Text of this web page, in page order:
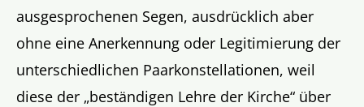
ausgesprochenen Segen, ausdrücklich aber
ohne eine Anerkennung oder Legitimierung der
unterschiedlichen Paarkonstellationen, weil
diese der „beständigen Lehre der Kirche“ über